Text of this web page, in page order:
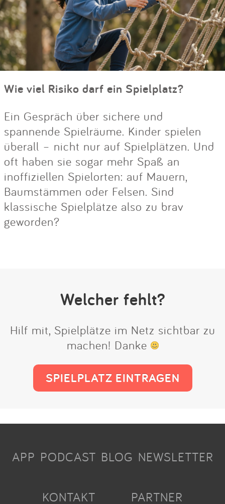
Wie viel Risiko darf ein Spielplatz?
Ein Gespräch über sichere und
spannende Spielräume. Kinder spielen
überall – nicht nur auf Spielplätzen. Und
oft haben sie sogar mehr Spaß an
inoffiziellen Spielorten: auf Mauern,
Baumstämmen oder Felsen. Sind
klassische Spielplätze also zu brav
geworden?
Welcher fehlt?
Hilf mit, Spielplätze im Netz sichtbar zu
machen! Danke
SPIELPLATZ EINTRAGEN
APP PODCAST BLOG NEWSLETTER
KONTAKT PARTNER